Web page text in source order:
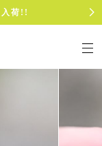
荷!!